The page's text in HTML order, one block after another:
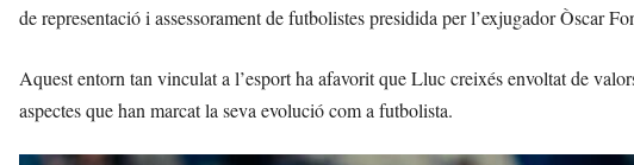
de representació i assessorament de futbolistes presidida per l’exjugador Òscar
Aquest entorn tan vinculat a l’esport ha afavorit que Lluc creixés envoltat de
aspectes que han marcat la seva evolució com a futbolista.